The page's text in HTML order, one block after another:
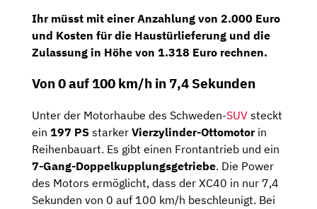
Ihr müsst mit einerAnzahlung von 2.000 Euro
und Kosten für die Haustürlieferung und die
Zulassung in Höhe von 1.318 Euro rechnen.
Von 0 auf 100 km/h in 7,4 Sekunden
Unter der Motorhaube des Schweden-SUV steckt
ein 197 PS starker Vierzylinder-Ottomotorin
Reihenbauart. Es gibt einen Frontantrieb und ein
7-Gang-Doppelkupplungsgetriebe. Die Power
des Motors ermöglicht, dass der XC40 in nur 7,4
Sekunden von 0 auf 100 km/h beschleunigt. Bei